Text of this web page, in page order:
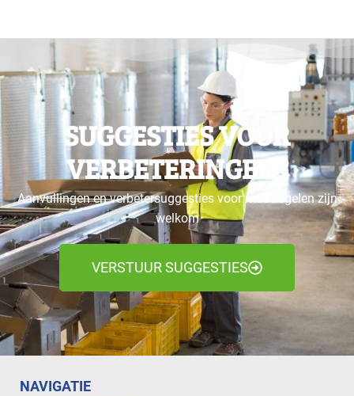
SUGGESTIES VOOR
VERBETERINGEN?
Aanvullingen en verbetersuggesties voor maatregelen zijn
welkom
VERSTUUR SUGGESTIES
NAVIGATIE